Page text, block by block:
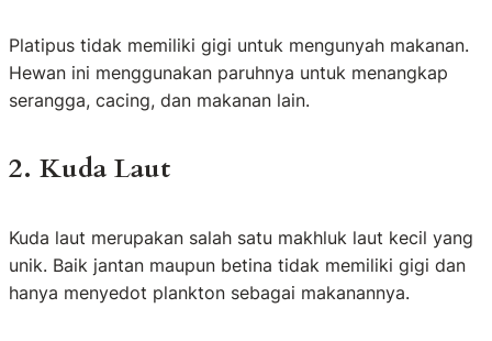
Platipus tidak memiliki gigi untuk mengunyah makanan.
Hewan ini menggunakan paruhnya untuk menangkap
serangga, cacing, dan makanan lain.
2. Kuda Laut
Kuda laut merupakan salah satu makhluk laut kecil yang
unik. Baik jantan maupun betina tidak memiliki gigi dan
hanya menyedot plankton sebagai makanannya.